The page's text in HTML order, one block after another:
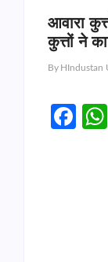
आवारा
कुत्तों ने
By HIndustan